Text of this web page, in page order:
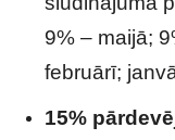
9% – maijā;
februārī;
15%